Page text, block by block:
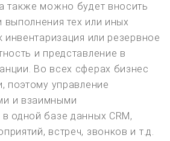
также можно будет вносить
тех или иных
инвентаризация или резервное
и представление в
Во всех сферах бизнес
поэтому управление
и взаимными
одной базе данных CRM,
встреч, звонков и т.д.